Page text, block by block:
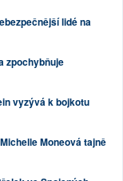
lidé na
zpochybňuje
vyzývá k bojkotu
Moneová tajně